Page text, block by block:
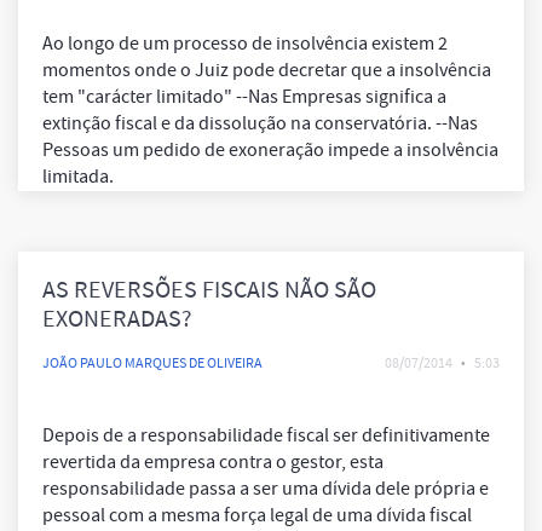
Ao longo de um processo de insolvência existem 2
momentos onde o Juiz pode decretar que a insolvência
tem "carácter limitado" --Nas Empresas significa a
extinção fiscal e da dissolução na conservatória. --Nas
Pessoas um pedido de exoneração impede a insolvência
limitada.
AS REVERSÕES FISCAIS NÃO SÃO
EXONERADAS?
JOÃO PAULO MARQUES DE OLIVEIRA 08/07/2014 • 5:03
Depois de a responsabilidade fiscal ser definitivamente
revertida da empresa contra o gestor, esta
responsabilidade passa a ser uma dívida dele própria e
pessoal com a mesma força legal de uma dívida fiscal